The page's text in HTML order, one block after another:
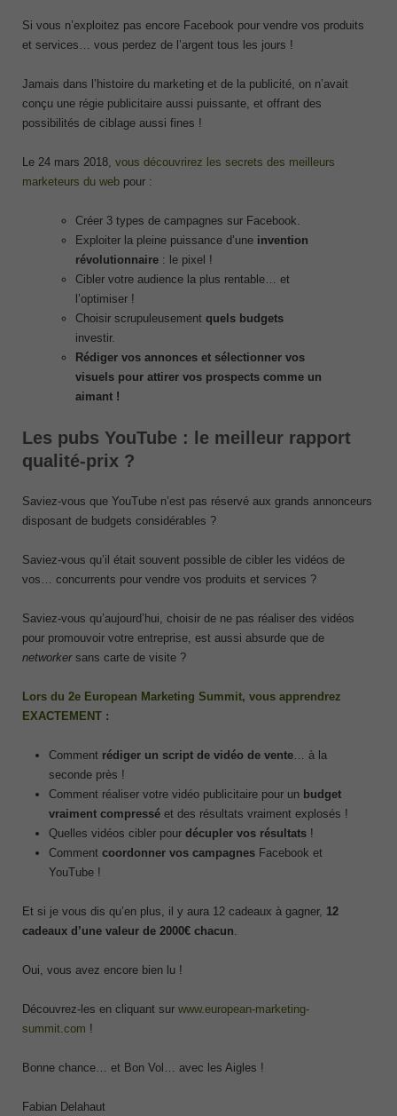
Si vous n’exploitez pas encore Facebook pour vendre vos produits
et services… vous perdez de l’argent tous les jours !
Jamais dans l’histoire du marketing et de la publicité, on n’avait
conçu une régie publicitaire aussi puissante, et offrant des
possibilités de ciblage aussi fines !
Le 24 mars 2018, vous découvrirez les secrets des meilleurs
marketeurs du web pour :
Créer 3 types de campagnes sur Facebook.
Exploiter la pleine puissance d’une invention
révolutionnaire : le pixel !
Cibler votre audience la plus rentable… et
l’optimiser !
Choisir scrupuleusement quels budgets
investir.
Rédiger vos annonces et sélectionner vos
visuels pour attirer vos prospects comme un
aimant !
Les pubs YouTube : le meilleur rapport
qualité-prix ?
Saviez-vous que YouTube n’est pas réservé aux grands annonceurs
disposant de budgets considérables ?
Saviez-vous qu’il était souvent possible de cibler les vidéos de
vos… concurrents pour vendre vos produits et services ?
Saviez-vous qu’aujourd’hui, choisir de ne pas réaliser des vidéos
pour promouvoir votre entreprise, est aussi absurde que de
networkersans carte de visite ?
Lors du 2e European Marketing Summit, vous apprendrez
EXACTEMENT :
Comment rédiger un script de vidéo de vente… à la
seconde près !
Comment réaliser votre vidéo publicitaire pour un budget
vraiment compressé et des résultats vraiment explosés !
Quelles vidéos cibler pour décupler vos résultats !
Comment coordonner vos campagnes Facebook et
YouTube !
Et si je vous dis qu’en plus, il y aura 12 cadeaux à gagner, 12
cadeaux d’une valeur de 2000€ chacun.
Oui, vous avez encore bien lu !
Découvrez-les en cliquant sur www.european-marketing-
summit.com !
Bonne chance… et Bon Vol… avec les Aigles !
Fabian Delahaut